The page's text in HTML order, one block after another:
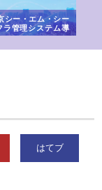
シー・エム・シー
ラ管理システム導
はてブ